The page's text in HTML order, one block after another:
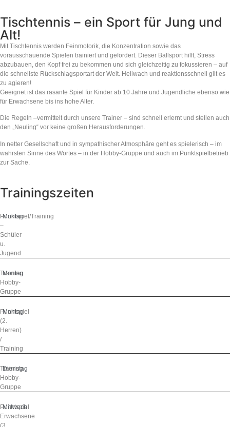
Tischtennis – ein Sport für Jung und
Alt!
Mit Tischtennis werden Feinmotorik, die Konzentration sowie das
vorausschauende Spielen trainiert und gefördert. Dieser Ballsport hilft, Stress
abzubauen, den Kopf frei zu bekommen und sich gleichzeitig zu fokussieren – auf
die schnellste Rückschlagsportart der Welt. Hellwach und reaktionsschnell gilt es
zu agieren!
Geeignet ist das rasante Spiel für Kinder ab 10 Jahre und Jugendliche ebenso wie
für Erwachsene bis ins hohe Alter.
Die Regeln –vermittelt durch unsere Trainer – sind schnell erlernt und stellen auch
den „Neuling“ vor keine großen Herausforderungen.
In netter Gesellschaft und in sympathischer Atmosphäre geht es spielerisch – im
wahrsten Sinne des Wortes – in der Hobby-Gruppe und auch im Punktspielbetrieb
zur Sache.
Trainingszeiten
Punktspiel/Training
–
Schüler
u.
Jugend
Montag
Training
Hobby-
Gruppe
Montag
Punktspiel
(2.
Herren)
/
Training
Montag
Training
Hobby-
Gruppe
Dienstag
Punktspiel
Erwachsene
(3.
Mittwoch